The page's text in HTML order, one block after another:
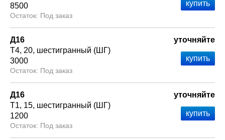
8500
Под заказ
Д16
Т4 20 шестигранный (ШГ)
3000
Под заказ
уточняйте
Д16
Т1 15 шестигранный (ШГ)
1200
Под заказ
уточняйте